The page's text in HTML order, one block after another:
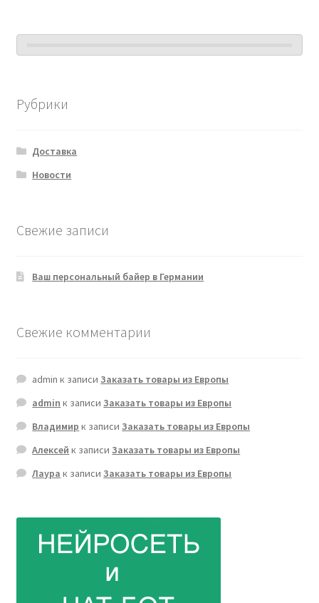
Рубрики
Доставка
Новости
Свежие записи
Ваш персональный байер в Германии
Свежие комментарии
admin к записиЗаказать товары из Европы
admin к записиЗаказать товары из Европы
Владимир к записиЗаказать товары из Европы
Алексей к записиЗаказать товары из Европы
Лаура к записиЗаказать товары из Европы